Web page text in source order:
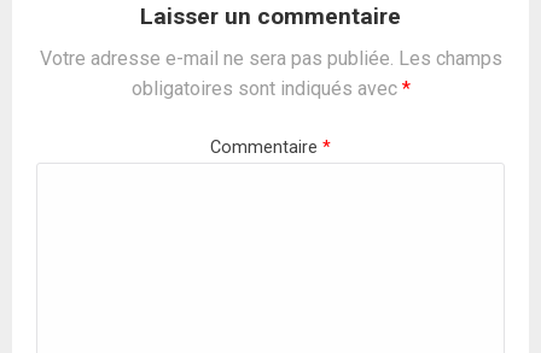
Laisser un commentaire
Votre adresse e-mail ne sera pas publiée. Les champs
obligatoires sont indiqués avec *
Commentaire *